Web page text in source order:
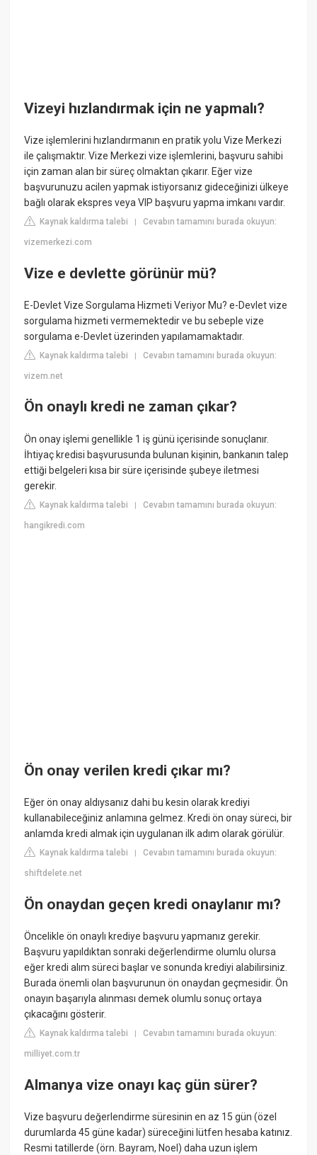
Vizeyi hızlandırmak için ne yapmalı?
Vize işlemlerini hızlandırmanın en pratik yolu Vize Merkezi
ile çalışmaktır. Vize Merkezi vize işlemlerini, başvuru sahibi
için zaman alan bir süreç olmaktan çıkarır. Eğer vize
başvurunuzu acilen yapmak istiyorsanız gideceğinizi ülkeye
bağlı olarak ekspres veya VIP başvuru yapma imkanı vardır.
Kaynak kaldırma talebi |Cevabın tamamını burada okuyun:
vizemerkezi.com
Vize e devlette görünür mü?
E-Devlet Vize Sorgulama Hizmeti Veriyor Mu? e-Devlet vize
sorgulama hizmeti vermemektedir ve bu sebeple vize
sorgulama e-Devlet üzerinden yapılamamaktadır.
Kaynak kaldırma talebi |Cevabın tamamını burada okuyun:
vizem.net
Ön onaylı kredi ne zaman çıkar?
Ön onay işlemi genellikle 1 iş günü içerisinde sonuçlanır.
İhtiyaç kredisi başvurusunda bulunan kişinin, bankanın talep
ettiği belgeleri kısa bir süre içerisinde şubeye iletmesi
gerekir.
Kaynak kaldırma talebi |Cevabın tamamını burada okuyun:
hangikredi.com
Ön onay verilen kredi çıkar mı?
Eğer ön onay aldıysanız dahi bu kesin olarak krediyi
kullanabileceğiniz anlamına gelmez. Kredi ön onay süreci, bir
anlamda kredi almak için uygulanan ilk adım olarak görülür.
Kaynak kaldırma talebi |Cevabın tamamını burada okuyun:
shiftdelete.net
Ön onaydan geçen kredi onaylanır mı?
Öncelikle ön onaylı krediye başvuru yapmanız gerekir.
Başvuru yapıldıktan sonraki değerlendirme olumlu olursa
eğer kredi alım süreci başlar ve sonunda krediyi alabilirsiniz.
Burada önemli olan başvurunun ön onaydan geçmesidir. Ön
onayın başarıyla alınması demek olumlu sonuç ortaya
çıkacağını gösterir.
Kaynak kaldırma talebi |Cevabın tamamını burada okuyun:
milliyet.com.tr
Almanya vize onayı kaç gün sürer?
Vize başvuru değerlendirme süresinin en az 15 gün (özel
durumlarda 45 güne kadar) süreceğini lütfen hesaba katınız.
Resmi tatillerde (örn. Bayram, Noel) daha uzun işlem